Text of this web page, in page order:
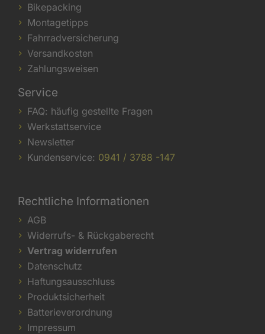
Bikepacking
Montagetipps
Fahrradversicherung
Versandkosten
Zahlungsweisen
Service
FAQ: häufig gestellte Fragen
Werkstattservice
Newsletter
Kundenservice: 0941 / 3788 -147
Rechtliche Informationen
AGB
Widerrufs- & Rückgaberecht
Vertrag widerrufen
Datenschutz
Haftungsausschluss
Produktsicherheit
Batterieverordnung
Impressum